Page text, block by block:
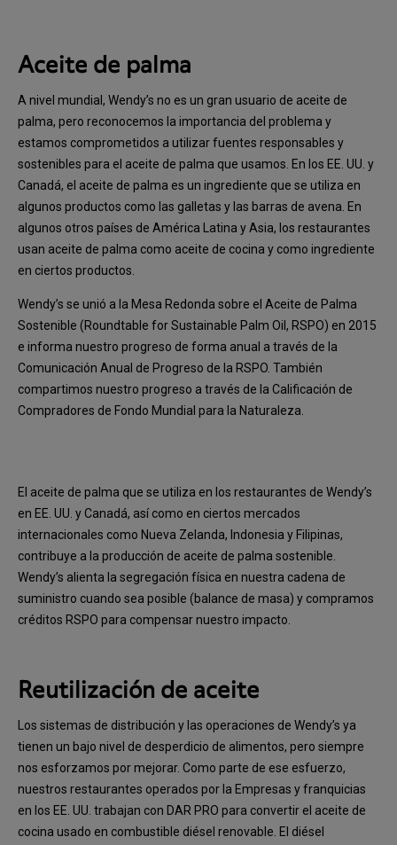
Aceite de palma
A nivel mundial, Wendy’s no es un gran usuario de aceite de
palma, pero reconocemos la importancia del problema y
estamos comprometidos a utilizar fuentes responsables y
sostenibles para el aceite de palma que usamos. En los EE. UU. y
Canadá, el aceite de palma es un ingrediente que se utiliza en
algunos productos como las galletas y las barras de avena. En
algunos otros países de América Latina y Asia, los restaurantes
usan aceite de palma como aceite de cocina y como ingrediente
en ciertos productos.
Wendy’s se unió a la Mesa Redonda sobre el Aceite de Palma
Sostenible (Roundtable for Sustainable Palm Oil, RSPO) en 2015
e informa nuestro progreso de forma anual a través de la
Comunicación Anual de Progreso de la RSPO. También
compartimos nuestro progreso a través de la Calificación de
Compradores de Fondo Mundial para la Naturaleza.
El aceite de palma que se utiliza en los restaurantes de Wendy’s
en EE. UU. y Canadá, así como en ciertos mercados
internacionales como Nueva Zelanda, Indonesia y Filipinas,
contribuye a la producción de aceite de palma sostenible.
Wendy’s alienta la segregación física en nuestra cadena de
suministro cuando sea posible (balance de masa) y compramos
créditos RSPO para compensar nuestro impacto.
Reutilización de aceite
Los sistemas de distribución y las operaciones de Wendy’s ya
tienen un bajo nivel de desperdicio de alimentos, pero siempre
nos esforzamos por mejorar. Como parte de ese esfuerzo,
nuestros restaurantes operados por la Empresas y franquicias
en los EE. UU. trabajan con DAR PRO para convertir el aceite de
cocina usado en combustible diésel renovable. El diésel